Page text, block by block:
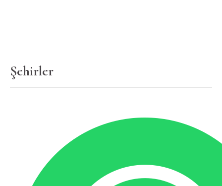
Şehirler